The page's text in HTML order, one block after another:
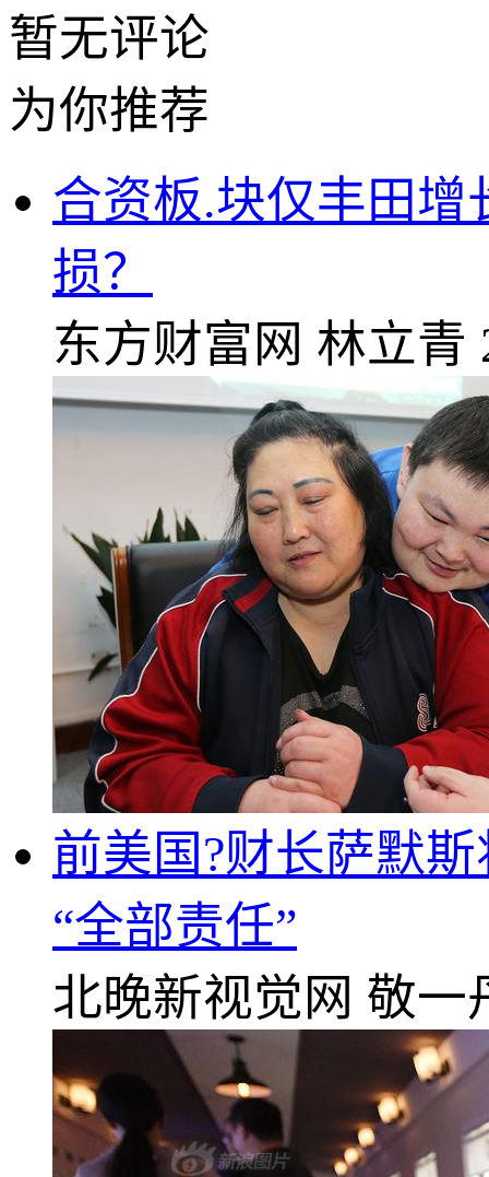
暂无评论
为你推荐
合资板.块仅丰田
损？
东方财富网 林立青
前美国?财长萨默
“全部责任”
北晚新视觉网 敬一